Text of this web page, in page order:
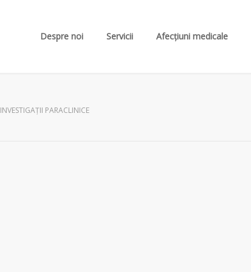
Despre noi Servicii Afecțiuni medicale
INVESTIGAȚII PARACLINICE